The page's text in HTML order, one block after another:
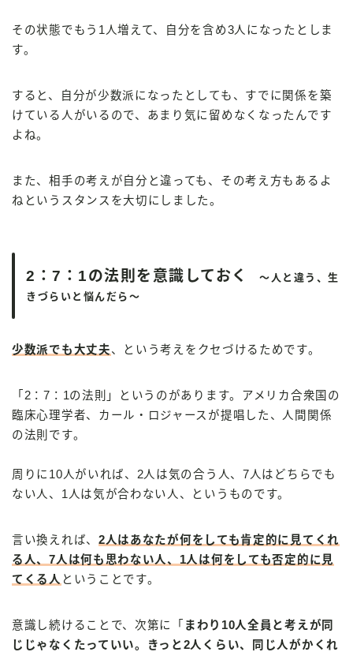
その状態でもう1人増えて、自分を含め3人になったとしま
す。
すると、自分が少数派になったとしても、すでに関係を築
けている人がいるので、あまり気に留めなくなったんです
よね。
また、相手の考えが自分と違っても、その考え方もあるよ
ねというスタンスを大切にしました。
2：7：1の法則を意識しておく
～人と違う、生
きづらいと悩んだら～
少数派でも大丈夫、という考えをクセづけるためです。
「2：7：1の法則」というのがあります。アメリカ合衆国の
臨床心理学者、カール・ロジャースが提唱した、人間関係
の法則です。
周りに10人がいれば、2人は気の合う人、7人はどちらでも
ない人、1人は気が合わない人、というものです。
言い換えれば、 2人はあなたが何をしても肯定的に見てくれ
る人、7人は何も思わない人、1人は何をしても否定的に見
てくる人 ということです。
意識し続けることで、次第に「 まわり10人全員と考えが同
じじゃなくたっていい。きっと2人くらい、同じ人がかくれ